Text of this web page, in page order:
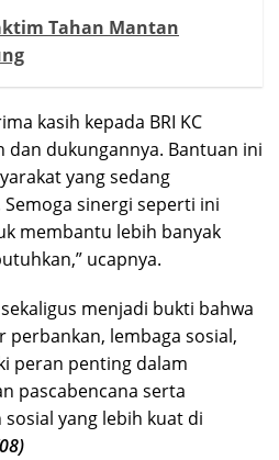
Tahan Mantan
kasih kepada BRI KC
dan dukungannya. Bantuan ini
yang sedang
sinergi seperti ini
membantu lebih banyak
ucapnya.
menjadi bukti bahwa
lembaga sosial,
peran penting dalam
pascabencana serta
yang lebih kuat di